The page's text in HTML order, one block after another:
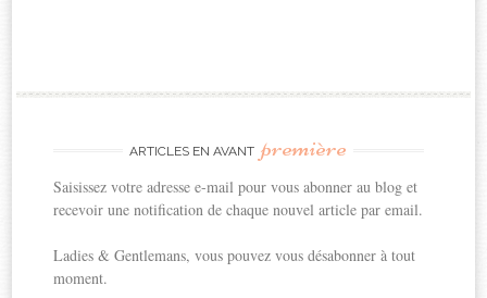
ARTICLES EN AVANT première
Saisissez votre adresse e-mail pour vous abonner au blog et
recevoir une notification de chaque nouvel article par email.
Ladies & Gentlemans, vous pouvez vous désabonner à tout
moment.